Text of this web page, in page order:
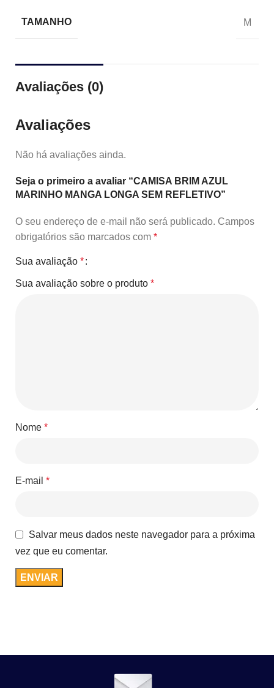
TAMANHO M
Avaliações (0)
Avaliações
Não há avaliações ainda.
Seja o primeiro a avaliar “CAMISA BRIM AZUL
MARINHO MANGA LONGA SEM REFLETIVO”
O seu endereço de e-mail não será publicado. Campos
obrigatórios são marcados com *
Sua avaliação *
Sua avaliação sobre o produto *
Nome *
E-mail *
Salvar meus dados neste navegador para a próxima
vez que eu comentar.